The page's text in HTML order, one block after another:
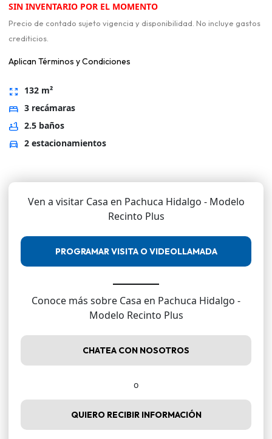
SIN INVENTARIO POR EL MOMENTO
Precio de contado sujeto vigencia y disponibilidad. No incluye gastos
crediticios.
Aplican Términos y Condiciones
zoom_out_map 132 m²
bed 3 recámaras
bathtub 2.5 baños
directions_car 2 estacionamientos
Ven a visitar Casa en Pachuca Hidalgo - Modelo
Recinto Plus
PROGRAMAR VISITA O VIDEOLLAMADA
Conoce más sobre Casa en Pachuca Hidalgo -
Modelo Recinto Plus
CHATEA CON NOSOTROS
o
QUIERO RECIBIR INFORMACIÓN